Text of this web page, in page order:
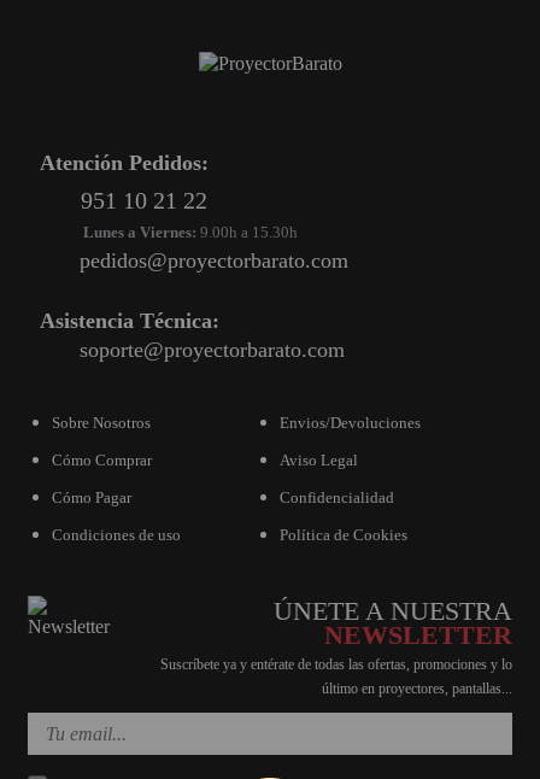
Atención Pedidos:
951 10 21 22
Lunes a Viernes: 9.00h a 15.30h
pedidos@proyectorbarato.com
Asistencia Técnica:
soporte@proyectorbarato.com
Sobre Nosotros
Cómo Comprar
Cómo Pagar
Condiciones de uso
Envios/Devoluciones
Aviso Legal
Confidencialidad
Política de Cookies
ÚNETE A NUESTRA
NEWSLETTER
Suscríbete ya y entérate de todas las ofertas, promociones y lo
último en proyectores, pantallas...